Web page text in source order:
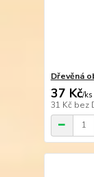
Dřevěná
37 Kč/ks
31 Kč bez